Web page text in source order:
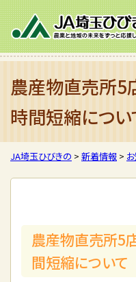
農産物直売所
時間短縮につい
JA埼玉ひびきの > 新着情報 >
農産物直売所5
間短縮について